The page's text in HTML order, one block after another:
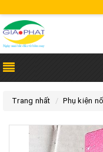
Trang nhất Phụ kiện